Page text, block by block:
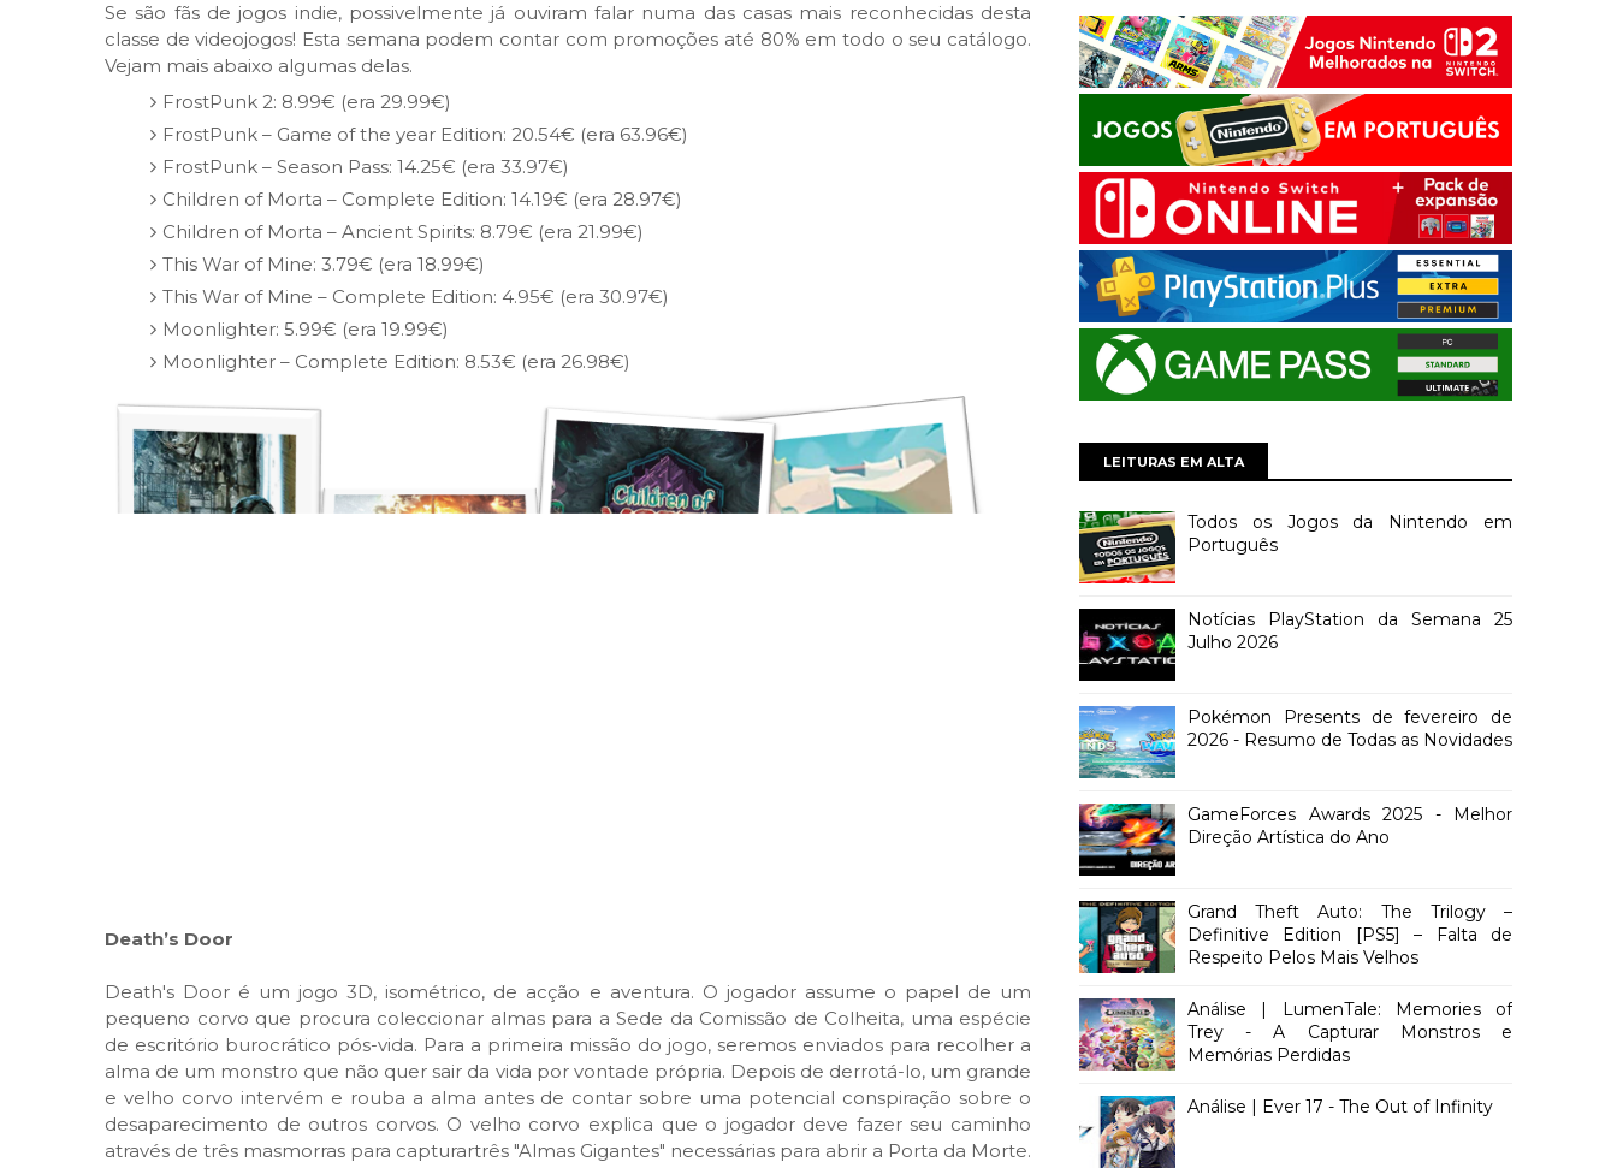
Se são fãs de jogos indie, possivelmente já ouviram falar numa das casas mais reconhecidas desta
classe de videojogos! Esta semana podem contar com promoções até 80% em todo o seu catálogo.
Vejam mais abaixo algumas delas.
FrostPunk 2: 8.99€ (era 29.99€)
FrostPunk – Game of the year Edition: 20.54€ (era 63.96€)
FrostPunk – Season Pass: 14.25€ (era 33.97€)
Children of Morta – Complete Edition: 14.19€ (era 28.97€)
Children of Morta – Ancient Spirits: 8.79€ (era 21.99€)
This War of Mine: 3.79€ (era 18.99€)
This War of Mine – Complete Edition: 4.95€ (era 30.97€)
Moonlighter: 5.99€ (era 19.99€)
Moonlighter – Complete Edition: 8.53€ (era 26.98€)
Death’s Door
Death's Door é um jogo 3D, isométrico, de acção e aventura. O jogador assume o papel de um
pequeno corvo que procura coleccionar almas para a Sede da Comissão de Colheita, uma espécie
de escritório burocrático pós-vida. Para a primeira missão do jogo, seremos enviados para recolher a
alma de um monstro que não quer sair da vida por vontade própria. Depois de derrotá-lo, um grande
e velho corvo intervém e rouba a alma antes de contar sobre uma potencial conspiração sobre o
desaparecimento de outros corvos. O velho corvo explica que o jogador deve fazer seu caminho
através de três masmorras para capturartrês "Almas Gigantes" necessárias para abrir a Porta da Morte.
LEITURAS EM ALTA
Todos os Jogos da Nintendo em
Português
Notícias PlayStation da Semana 25
Julho 2026
Pokémon Presents de fevereiro de
2026 - Resumo de Todas as Novidades
GameForces Awards 2025 - Melhor
Direção Artística do Ano
Grand Theft Auto: The Trilogy –
Definitive Edition [PS5] – Falta de
Respeito Pelos Mais Velhos
Análise | LumenTale: Memories of
Trey - A Capturar Monstros e
Memórias Perdidas
Análise | Ever 17 - The Out of Infinity